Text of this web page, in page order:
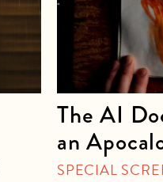
The AI
an
SPECIAL